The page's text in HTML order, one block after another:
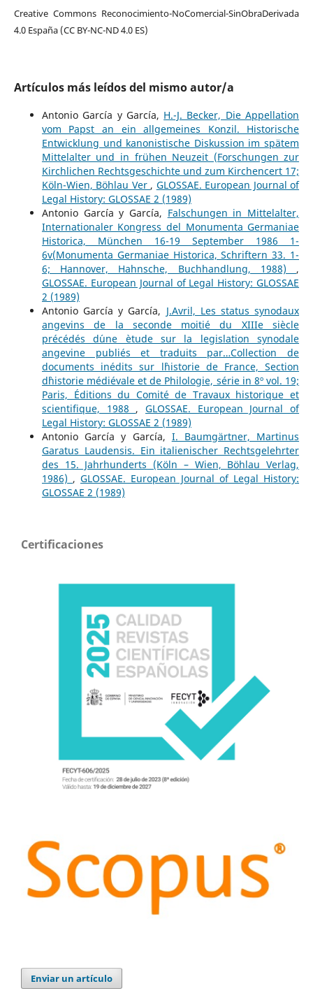
Creative Commons Reconocimiento-NoComercial-SinObraDerivada
4.0 España (CC BY-NC-ND 4.0 ES)
Artículos más leídos del mismo autor/a
Antonio García y García, H.-J. Becker, Die Appellation
vom Papst an ein allgemeines Konzil. Historische
Entwicklung und kanonistische Diskussion im spätem
Mittelalter und in frühen Neuzeit (Forschungen zur
Kirchlichen Rechtsgeschichte und zum Kirchencert 17;
Köln-Wien, Böhlau Ver , GLOSSAE. European Journal of
Legal History: GLOSSAE 2 (1989)
Antonio García y García, Falschungen in Mittelalter,
Internationaler Kongress del Monumenta Germaniae
Historica, München 16-19 September 1986 1-
6v(Monumenta Germaniae Historica, Schriftern 33. 1-
6; Hannover, Hahnsche, Buchhandlung, 1988) ,
GLOSSAE. European Journal of Legal History: GLOSSAE
2 (1989)
Antonio García y García, J.Avril, Les status synodaux
angevins de la seconde moitié du XIIIe siècle
précédés d´une ètude sur la legislation synodale
angevine publiés et traduits par…Collection de
documents inédits sur l`historie de France, Section
d`historie médiévale et de Philologie, série in 8º vol. 19;
Paris, Éditions du Comité de Travaux historique et
scientifique, 1988 ,GLOSSAE. European Journal of
Legal History: GLOSSAE 2 (1989)
Antonio García y García, I. Baumgärtner, Martinus
Garatus Laudensis. Ein italienischer Rechtsgelehrter
des 15. Jahrhunderts (Köln – Wien, Böhlau Verlag,
1986) , GLOSSAE. European Journal of Legal History:
GLOSSAE 2 (1989)
Certificaciones
Enviar un artículo